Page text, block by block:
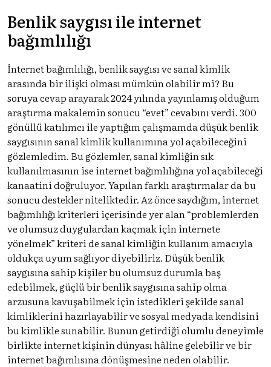
Benlik saygısı ile internet
bağımlılığı
İnternet bağımlılığı, benlik saygısı ve sanal kimlik
arasında bir ilişki olması mümkün olabilir mi? Bu
soruya cevap arayarak 2024 yılında yayınlamış olduğum
araştırma makalemin sonucu “evet” cevabını verdi. 300
gönüllü̈ katılımcı ile yaptığım çalışmamda düşük benlik
saygısının sanal kimlik kullanımına yol açabileceğini
gözlemledim. Bu gözlemler, sanal kimliğin sık
kullanılmasının ise internet bağımlılığına yol açabileceği
kanaatini doğruluyor. Yapılan farklı araştırmalar da bu
sonucu destekler niteliktedir. Az önce saydığım, internet
bağımlılığı kriterleri içerisinde yer alan “problemlerden
ve olumsuz duygulardan kaçmak için internete
yönelmek” kriteri de sanal kimliğin kullanım amacıyla
oldukça uyum sağlıyor diyebiliriz. Düşük benlik
saygısına sahip kişiler bu olumsuz durumla baş
edebilmek, güçlü̈ bir benlik saygısına sahip olma
arzusuna kavuşabilmek için istedikleri şekilde sanal
kimliklerini hazırlayabilir ve sosyal medyada kendisini
bu kimlikle sunabilir. Bunun getirdiği olumlu deneyimle
birlikte internet kişinin dünyası hâline gelebilir ve bir
internet bağımlısına dönüşmesine neden olabilir.